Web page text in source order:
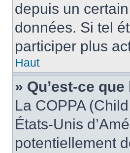
depuis un
données. Si tel
participer plus
Haut
» Qu’est-ce que
La COPPA
États-Unis
potentiellement